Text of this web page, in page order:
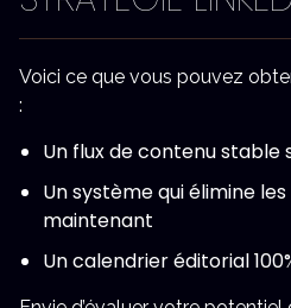
Voici ce que vous pouvez
:
Un flux de contenu
Un système qui élimine
maintenant
Un calendrier éditorial